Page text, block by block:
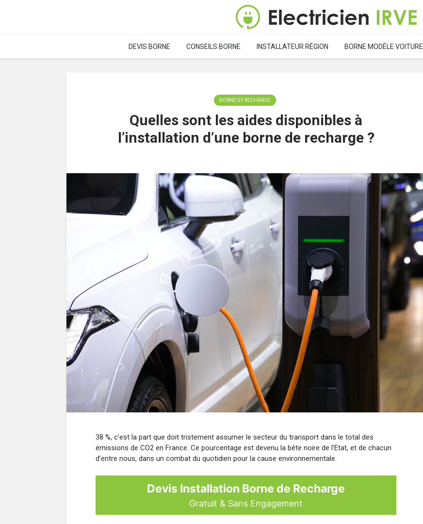
DEVIS BORNE CONSEILS BORNE INSTALLATEUR RÉGION BORNE MODÈLE VOITURE
BORNE DE RECHARGE
Quelles sont les aides disponibles à
l’installation d’une borne de recharge ?
38 %, c’est la part que doit tristement assumer le secteur du transport dans le total des
émissions de CO2 en France. Ce pourcentage est devenu la bête noire de l’Etat, et de chacun
d’entre nous, dans un combat du quotidien pour la cause environnementale.